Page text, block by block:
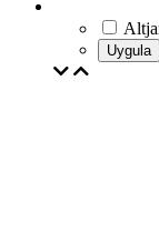
Uygula